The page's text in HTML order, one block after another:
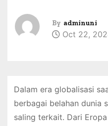
By adminuni
Oct 22,
Dalam era globalisasi
berbagai belahan dunia
saling terkait. Dari